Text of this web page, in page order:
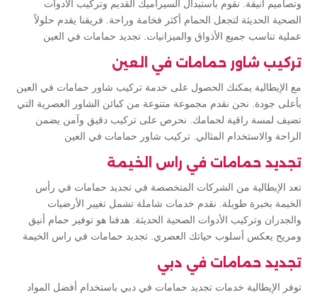
وتصاميم أنيقة. نقوم باستبدال السيراميك القديم وتركيب الأدوات
الصحية الحديثة لتجعل الحمام أكثر فخامة وراحة. فريقنا يقدم حلولاً
عملية تناسب جميع الأذواق والميزانيات. تجديد حمامات في العين
تركيب شاور حمامات في العين
مع الإيطالية يمكنك الحصول على خدمة تركيب شاور حمامات في العين
بأعلى جودة. نحن نقدم مجموعة متنوعة من كبائن الشاور العصرية التي
تضيف لمسة راقية لحمامك. نحرص على تركيب دقيق وآمن يضمن
الراحة والاستخدام المثالي. تركيب شاور حمامات في العين
تجديد حمامات في راس الخيمة
تعد الإيطالية من الشركات المتخصصة في تجديد حمامات في رأس
الخيمة بخبرة طويلة. نقدم خدمات شاملة تشمل تغيير الأرضيات
والجدران وتركيب الأدوات الصحية الحديثة. هدفنا هو توفير حمام أنيق
ومريح يعكس أسلوب حياتك العصري. تجديد حمامات في راس الخيمة
تجديد حمامات في دبي
توفر الإيطالية خدمات تجديد حمامات في دبي باستخدام أفضل المواد